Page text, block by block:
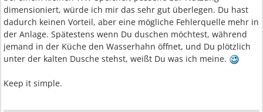
dimensioniert, würde ich mir das sehr gut überlegen. Du hast
dadurch keinen Vorteil, aber eine mögliche Fehlerquelle mehr in
der Anlage. Spätestens wenn Du duschen möchtest, während
jemand in der Küche den Wasserhahn öffnet, und Du plötzlich
unter der kalten Dusche stehst, weißt Du was ich meine.
Keep it simple.